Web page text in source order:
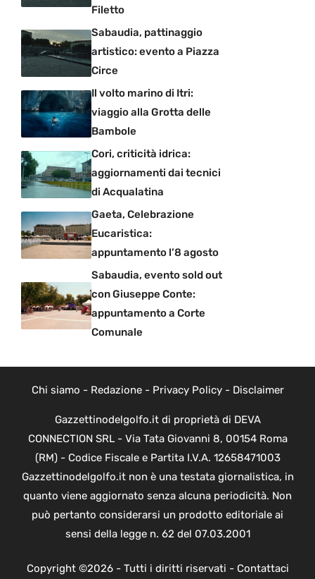
Filetto
Sabaudia, pattinaggio
artistico: evento a Piazza
Circe
Il volto marino di Itri:
viaggio alla Grotta delle
Bambole
Cori, criticità idrica:
aggiornamenti dai tecnici
di Acqualatina
Gaeta, Celebrazione
Eucaristica:
appuntamento l’8 agosto
Sabaudia, evento sold out
con Giuseppe Conte:
appuntamento a Corte
Comunale
Chi siamo - Redazione- Privacy Policy- Disclaimer
Gazzettinodelgolfo.it di proprietà di DEVA
CONNECTION SRL - Via Tata Giovanni 8, 00154 Roma
(RM) - Codice Fiscale e Partita I.V.A. 12658471003
Gazzettinodelgolfo.it non è una testata giornalistica, in
quanto viene aggiornato senza alcuna periodicità. Non
può pertanto considerarsi un prodotto editoriale ai
sensi della legge n. 62 del 07.03.2001
Copyright ©2026 - Tutti i diritti riservati - Contattaci